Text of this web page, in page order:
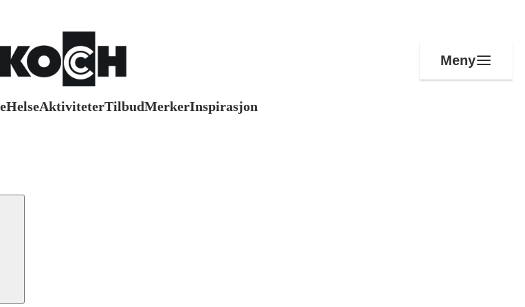
Meny
HelseAktiviteterTilbudMerkerInspirasjon